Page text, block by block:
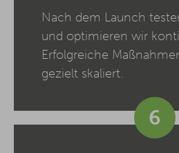
Nach dem Launch
und optimieren wir
Erfolgreiche
gezielt skaliert.
6